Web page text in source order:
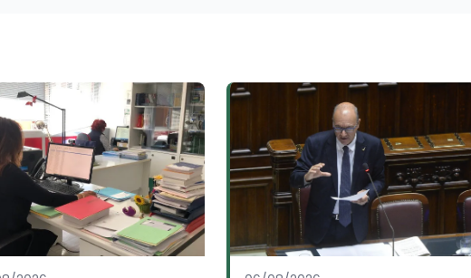
pubblici e privati e sviluppo programmi di valorizzazione culturale e
Il Castello editore e Dal Rosso al Nero. Ho partecipato al volume
e da Giubilei Regnani editore sui trent’anni dalla fondazione di Alleanza
all’export del Made in Italy e al contrasto dell’Italian sounding,
italiane all’estero. Appassionato di storia, di sociologia e di costume,
giornalistiche i cambiamenti della società italiana e internazionale
che hanno accompagnato negli anni lo sviluppo e la crescita sociale
o in un ipotetico altrove.